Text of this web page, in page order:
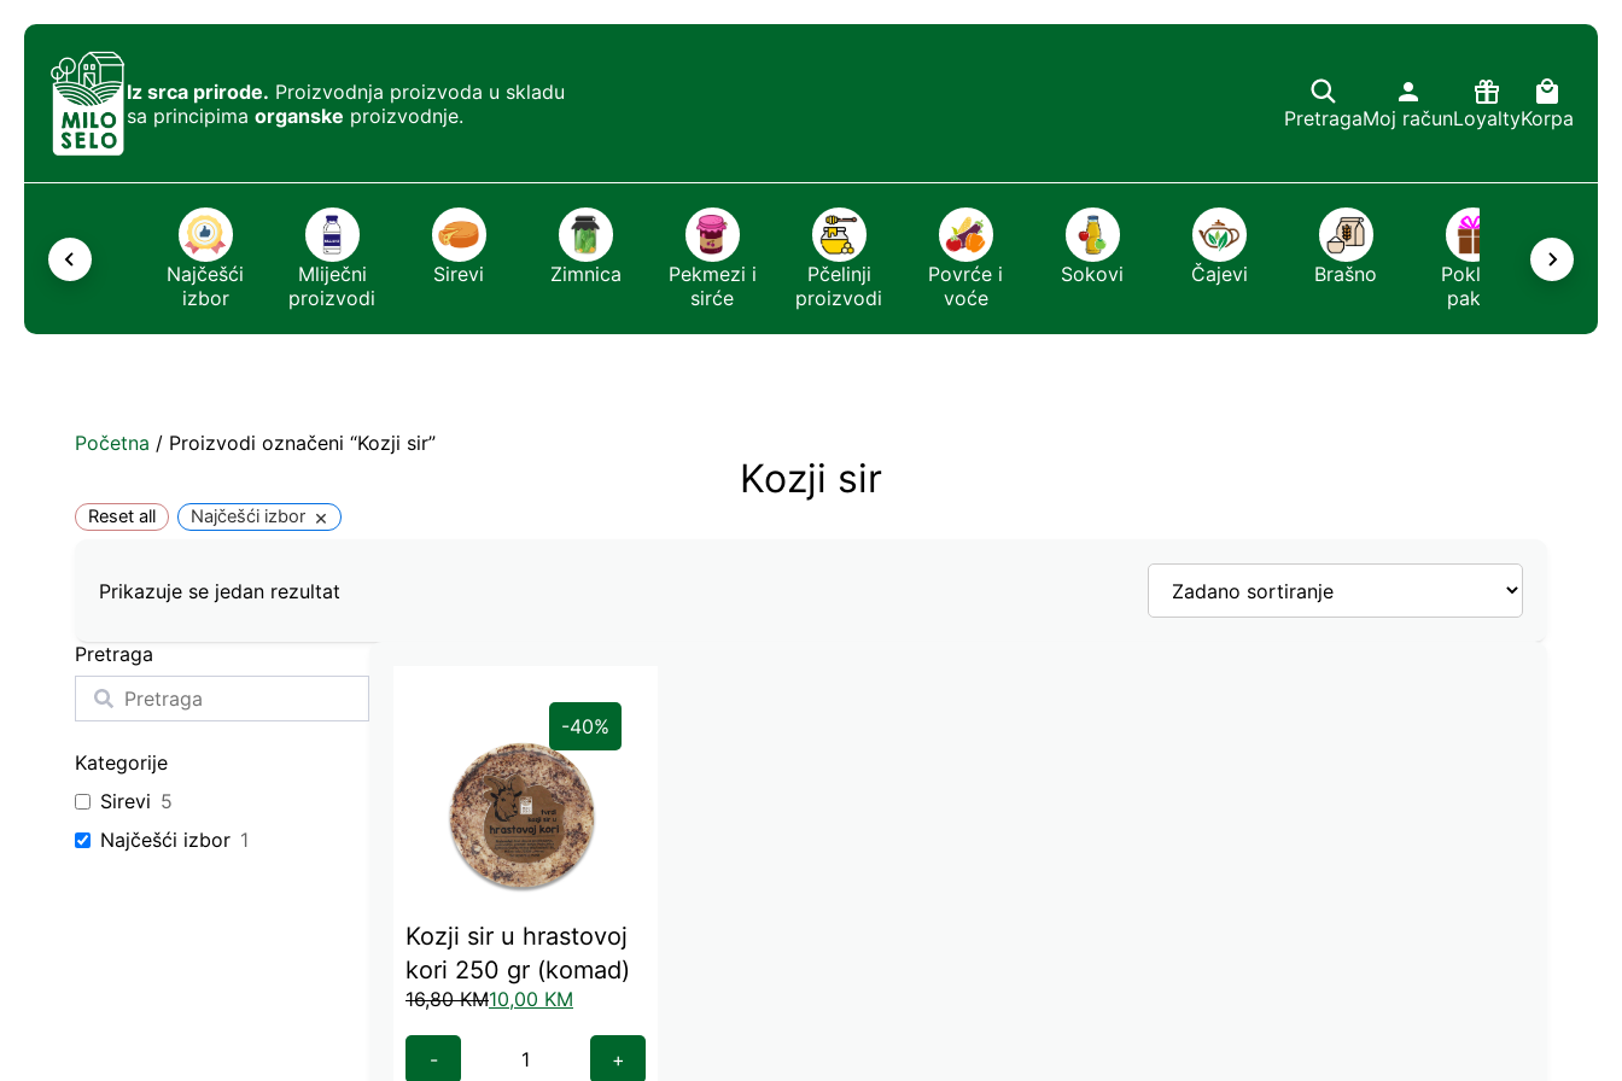
Iz srca prirode. Proizvodnja proizvoda u skladu
sa principima organske proizvodnje. PretragaMoj računLoyaltyKorpa
Ostalo
Najčešći
izbor
Mliječni
proizvodi
Sirevi Zimnica
Pekmezi i
sirće
Pčelinji
proizvodi
Povrće i
voće
Sokovi Čajevi Brašno
Poklon
paket
Početna / Proizvodi označeni “Kozji sir”
Kozji sir
Reset all Najčešći izbor ×
Prikazuje se jedan rezultat
Pretraga
Kategorije
Sirevi 5
Najčešći izbor 1
-40%
Kozji sir u hrastovoj
kori 250 gr (komad)
16,80KM10,00 KM
- +